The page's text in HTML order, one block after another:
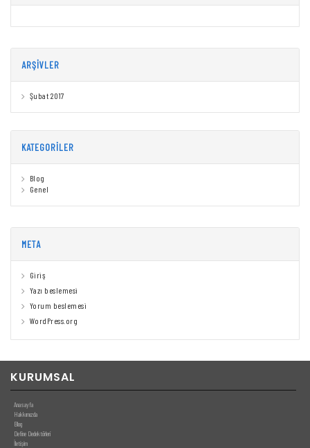
ARŞIVLER
Şubat 2017
KATEGORILER
Blog
Genel
META
Giriş
Yazı beslemesi
Yorum beslemesi
WordPress.org
KURUMSAL
Anasayfa
Hakkımızda
Blog
Define Dedektörleri
İletişim